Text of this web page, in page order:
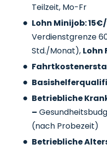
Teilzeit, Mo-Fr
Lohn Minijob:
Verdienstgrenze
Std./Monat), Lohn
Betriebliche
–
(nach Probezeit)
Betriebliche